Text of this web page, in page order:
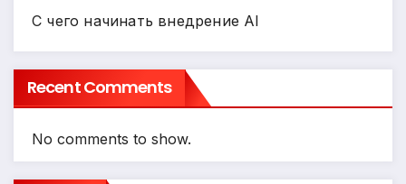
С чего начинать внедрение AI
Recent Comments
No comments to show.